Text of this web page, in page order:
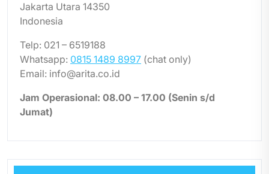
Jakarta Utara 14350
Indonesia
Telp: 021 – 6519188
Whatsapp: 0815 1489 8997 (chat only)
Email: info@arita.co.id
Jam Operasional: 08.00 – 17.00 (Senin s/d
Jumat)